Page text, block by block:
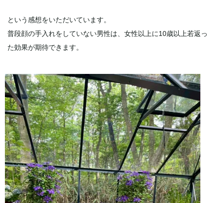
という感想をいただいています。
普段顔の手入れをしていない男性は、女性以上に10歳以上若返っ
た効果が期待できます。